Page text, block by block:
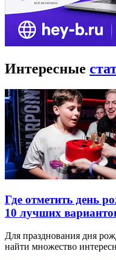
Интересные
Где отметить день
10 лучших
Для празднования дня
найти множество